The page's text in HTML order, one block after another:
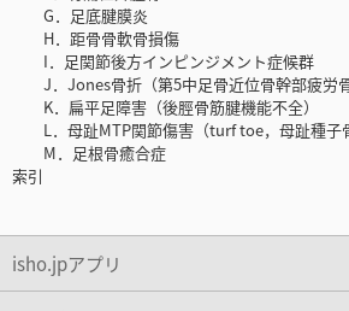
G．足底腱膜炎
H．距骨骨軟骨損傷
I．足関節後方インピンジメント症候群
J．Jones骨折（第5中足骨近位骨幹部疲労骨
K．扁平足障害（後脛骨筋腱機能不全）
L．母趾MTP関節傷害（turf toe，母趾種子
M．足根骨癒合症
索引
isho.jpアプリ